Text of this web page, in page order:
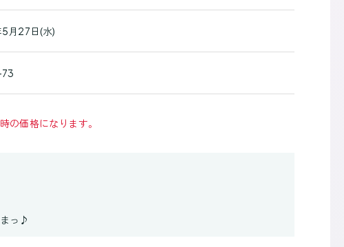
月27日(水)
の価格になります。
っ♪